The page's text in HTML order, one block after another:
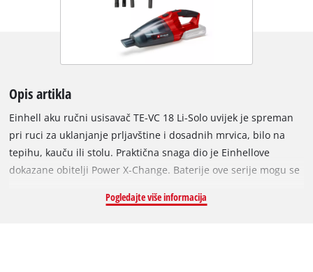
Opis artikla
Einhell aku ručni usisavač TE-VC 18 Li-Solo uvijek je spreman
pri ruci za uklanjanje prljavštine i dosadnih mrvica, bilo na
tepihu, kauču ili stolu. Praktična snaga dio je Einhellove
dokazane obitelji Power X-Change. Baterije ove serije mogu se
bezbrojne baterije i punjača i loše performanse stvar su
Pogledajte više informacija